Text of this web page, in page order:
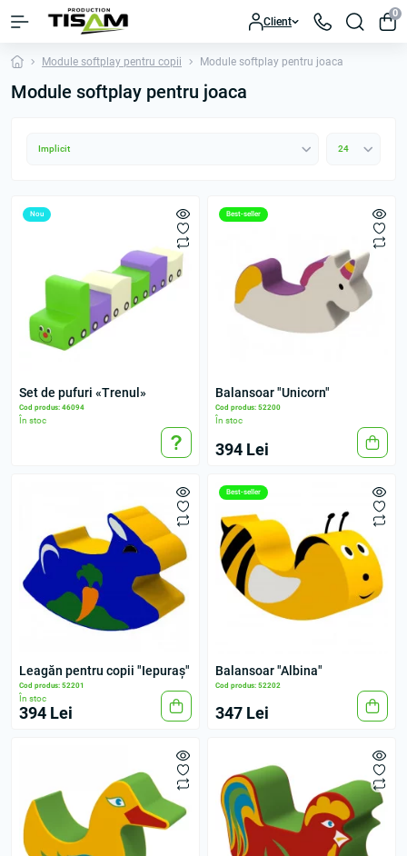
Client
0
Module softplay pentru copii Module softplay pentru joaca
Module softplay pentru joaca
Nou
Set de pufuri «Trenul»
Cod produs: 46094
În stoc
Best-seller
Balansoar "Unicorn"
Cod produs: 52200
În stoc
394 Lei
Leagăn pentru copii "Iepuraș"
Cod produs: 52201
În stoc
394 Lei
Best-seller
Balansoar "Albina"
Cod produs: 52202
347 Lei